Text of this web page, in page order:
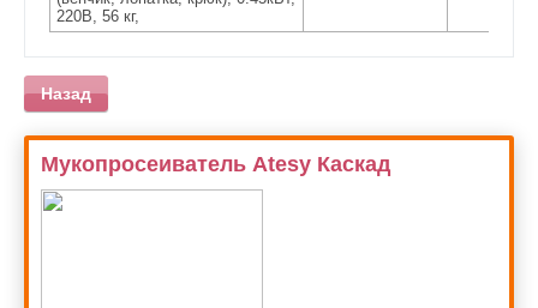
Мукопросеиватель Atesy Каскад
220В, 56 кг,
Назад